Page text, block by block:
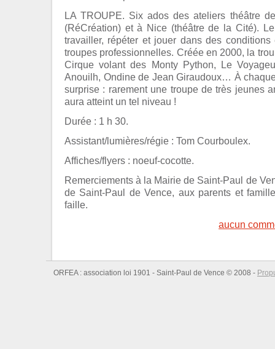
LA TROUPE. Six ados des ateliers théâtre
(RéCréation) et à Nice (théâtre de la Cité).
travailler, répéter et jouer dans des
troupes professionnelles. Créée en 2000, la
Cirque volant des Monty Python, Le
Anouilh, Ondine de Jean Giraudoux… À
surprise : rarement une troupe de très jeunes
aura atteint un tel niveau !
Durée : 1 h 30.
Assistant/lumières/régie : Tom Courboulex.
Affiches/flyers : noeuf-cocotte.
Remerciements à la Mairie de Saint-Paul de
de Saint-Paul de Vence, aux parents et
faille.
aucun
ORFEA : association loi 1901 - Saint-Paul de Vence © 2008 -